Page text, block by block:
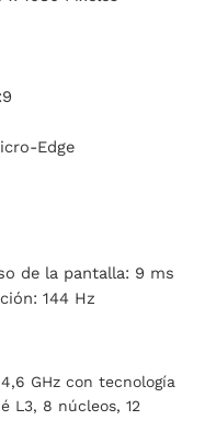
Edge
de la pantalla: 9 ms
144 Hz
GHz con tecnología
L3, 8 núcleos, 12